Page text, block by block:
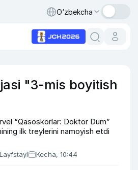
O‘zbekcha
"3-mis boyitish
“Qasoskorlar: Doktor Dum”
ilk treylerini namoyish etdi
Layfstayl Kecha, 10:44